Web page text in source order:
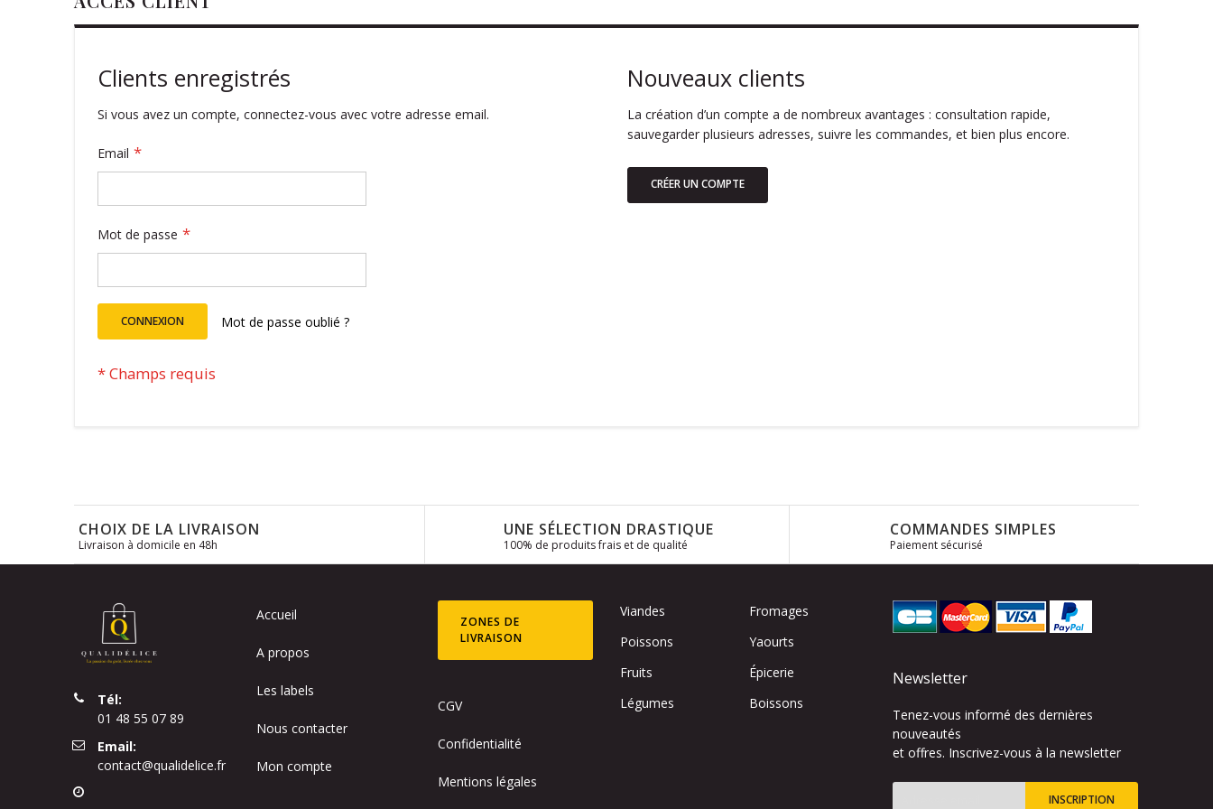
Clients enregistrés
Si vous avez un compte, connectez-vous avec votre adresse email.
Email
Mot de passe
CONNEXION Mot de passe oublié ?
Nouveaux clients
La création d’un compte a de nombreux avantages : consultation rapide,
sauvegarder plusieurs adresses, suivre les commandes, et bien plus encore.
CRÉER UN COMPTE
CHOIX DE LA LIVRAISON
Livraison à domicile en 48h
UNE SÉLECTION DRASTIQUE
100% de produits frais et de qualité
COMMANDES SIMPLES
Paiement sécurisé
Tél:
01 48 55 07 89
Email:
contact@qualidelice.fr
Accueil
A propos
Les labels
Nous contacter
Mon compte
ZONES DE
LIVRAISON
CGV
Confidentialité
Mentions légales
Viandes
Poissons
Fruits
Légumes
Fromages
Yaourts
Épicerie
Boissons
Newsletter
Tenez-vous informé des dernières
nouveautés
et offres. Inscrivez-vous à la newsletter
INSCRIPTION